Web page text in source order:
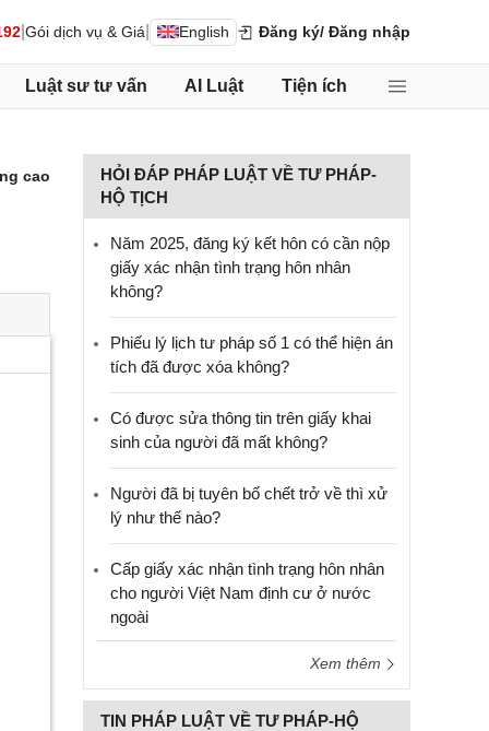
Gói dịch vụ & Giá English Đăng ký/ Đăng nhập
Luật sư tư vấn AI Luật Tiện ích
cao
HỎI ĐÁP PHÁP LUẬT VỀ TƯ PHÁP-
HỘ TỊCH
Năm 2025, đăng ký kết hôn có cần nộp
giấy xác nhận tình trạng hôn nhân
không?
Phiếu lý lịch tư pháp số 1 có thể hiện án
tích đã được xóa không?
Có được sửa thông tin trên giấy khai
sinh của người đã mất không?
Người đã bị tuyên bố chết trở về thì xử
lý như thế nào?
Cấp giấy xác nhận tình trạng hôn nhân
cho người Việt Nam định cư ở nước
ngoài
Xem thêm
TIN PHÁP LUẬT VỀ TƯ PHÁP-HỘ